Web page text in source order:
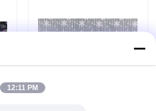
12:11 PM